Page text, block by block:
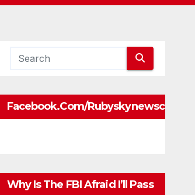
Facebook.com/rubyskynewscom
Why Is The FBI Afraid I’ll Pass